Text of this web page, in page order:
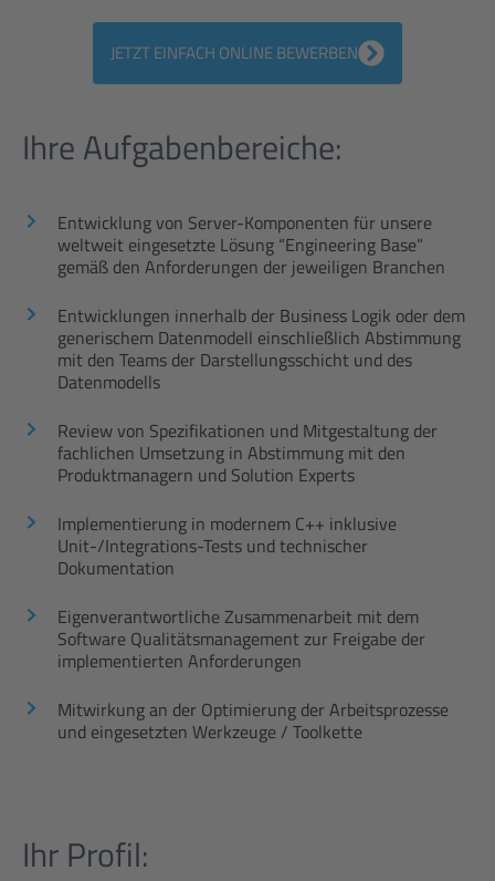
JETZT EINFACH ONLINE BEWERBEN
Ihre Aufgabenbereiche:
Entwicklung von Server-Komponenten für unsere
weltweit eingesetzte Lösung “Engineering Base”
gemäß den Anforderungen der jeweiligen Branchen
Entwicklungen innerhalb der Business Logik oder dem
generischem Datenmodell einschließlich Abstimmung
mit den Teams der Darstellungsschicht und des
Datenmodells
Review von Spezifikationen und Mitgestaltung der
fachlichen Umsetzung in Abstimmung mit den
Produktmanagern und Solution Experts
Implementierung in modernem C++ inklusive
Unit-/Integrations-Tests und technischer
Dokumentation
Eigenverantwortliche Zusammenarbeit mit dem
Software Qualitätsmanagement zur Freigabe der
implementierten Anforderungen
Mitwirkung an der Optimierung der Arbeitsprozesse
und eingesetzten Werkzeuge / Toolkette
Ihr Profil: